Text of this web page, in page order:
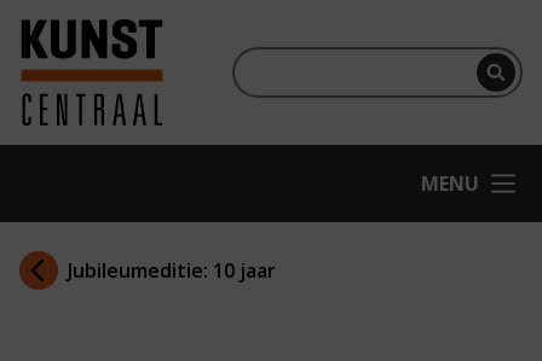
Ga naar hoofdinhoud
Terug naar homepage
OPEN
MENU
Jubileumeditie: 10 jaar